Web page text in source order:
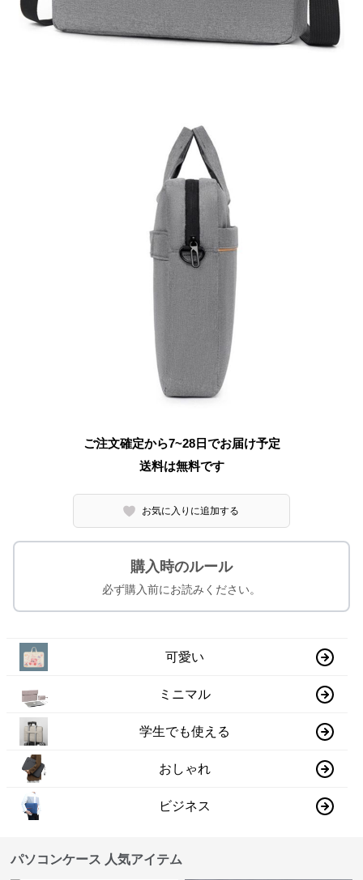
ご注文確定から7~28日でお届け予定
送料は無料です
お気に入りに追加する
購入時のルール
必ず購入前にお読みください。
可愛い
ミニマル
学生でも使える
おしゃれ
ビジネス
パソコンケース 人気アイテム